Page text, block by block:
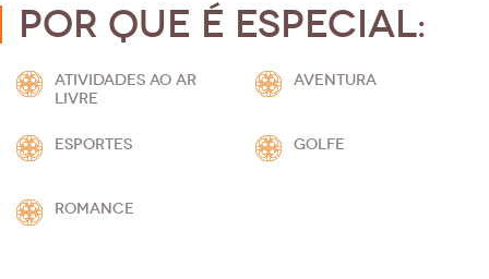
Por que é especial:
ATIVIDADES AO AR
LIVRE
AVENTURA
ESPORTES GOLFE
ROMANCE